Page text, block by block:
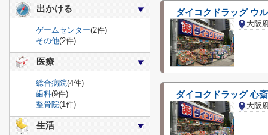
ダイコクドラッグ ウ
ダイコクドラッグ 心
出かける
ゲームセンター(2件)
その他(2件)
医療
総合病院(4件)
歯科(9件)
整骨院(1件)
生活